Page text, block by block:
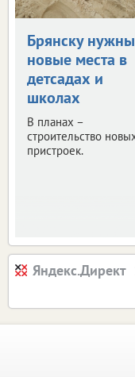
Брянску нужны
новые места в
детсадах и
школах
В планах –
строительство
пристроек.
Яндекс.Директ